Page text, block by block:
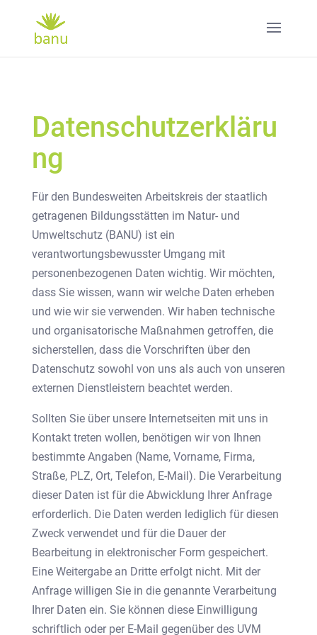
Datenschutzerkläru
ng
Für den Bundesweiten Arbeitskreis der staatlich
getragenen Bildungsstätten im Natur- und
Umweltschutz (BANU) ist ein
verantwortungsbewusster Umgang mit
personenbezogenen Daten wichtig. Wir möchten,
dass Sie wissen, wann wir welche Daten erheben
und wie wir sie verwenden. Wir haben technische
und organisatorische Maßnahmen getroffen, die
sicherstellen, dass die Vorschriften über den
Datenschutz sowohl von uns als auch von unseren
externen Dienstleistern beachtet werden.
Sollten Sie über unsere Internetseiten mit uns in
Kontakt treten wollen, benötigen wir von Ihnen
bestimmte Angaben (Name, Vorname, Firma,
Straße, PLZ, Ort, Telefon, E-Mail). Die Verarbeitung
dieser Daten ist für die Abwicklung Ihrer Anfrage
erforderlich. Die Daten werden lediglich für diesen
Zweck verwendet und für die Dauer der
Bearbeitung in elektronischer Form gespeichert.
Eine Weitergabe an Dritte erfolgt nicht. Mit der
Anfrage willigen Sie in die genannte Verarbeitung
Ihrer Daten ein. Sie können diese Einwilligung
schriftlich oder per E-Mail gegenüber des UVM